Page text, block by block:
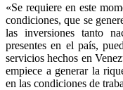
«Se requiere en este
condiciones, que se
las inversiones tanto
presentes en el país,
servicios hechos en
empiece a generar la
en las condiciones de